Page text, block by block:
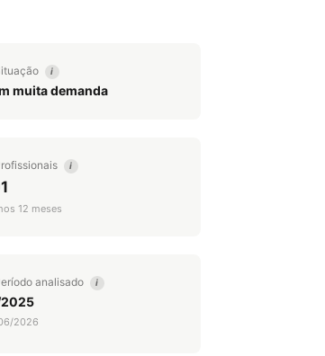
i
muita demanda
i
12 meses
analisado i
2026